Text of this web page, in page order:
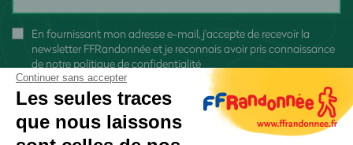
En fournissant mon adresse e-mail, j'accepte de recevoir la
newsletter FFRandonnée et je reconnais avoir pris connaissance
de notre politique de confidentialité
Continuer sans accepter
Les seules traces
que nous laissons